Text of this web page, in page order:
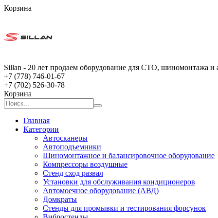
Корзина
Sillan - 20 лет продаем оборудование для СТО, шиномонтажа и
+7 (778) 746-01-67
+7 (702) 526-30-78
Корзина
Главная
Категории
Автосканеры
Автоподъемники
Шиномонтажное и балансировочное оборудование
Компрессоры воздушные
Стенд сход развал
Установки для обслуживания кондиционеров
Автомоечное оборудование (АВД)
Домкраты
Стенды для промывки и тестирования форсунок